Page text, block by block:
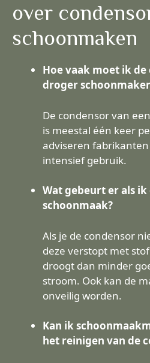
over
schoonmaken
Hoe vaak moet ik
droger
De condensor van
is meestal één keer
adviseren
intensief gebruik.
Wat gebeurt er als
schoonmaak?
Als je de condensor
deze verstopt met
droogt dan minder
stroom. Ook kan de
onveilig worden.
Kan ik
het reinigen van de